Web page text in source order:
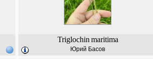
Triglochin maritima
Юрий Басов